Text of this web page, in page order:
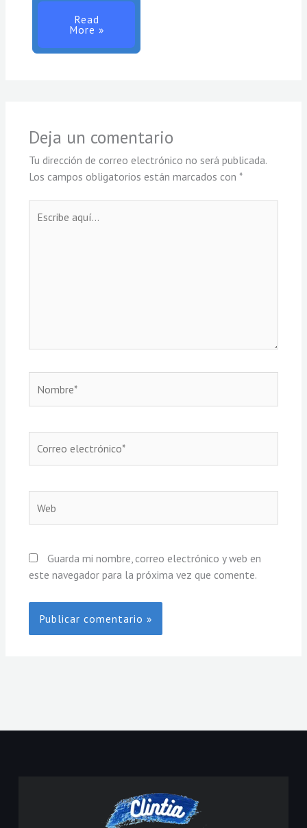
Read
More »
Deja un comentario
Tu dirección de correo electrónico no será publicada.
Los campos obligatorios están marcados con *
aquí...
electrónico*
Guarda mi nombre, correo electrónico y web en
este navegador para la próxima vez que comente.